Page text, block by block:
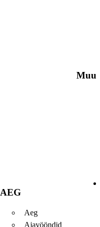
Muu
AEG
Aeg
Ajavööndid